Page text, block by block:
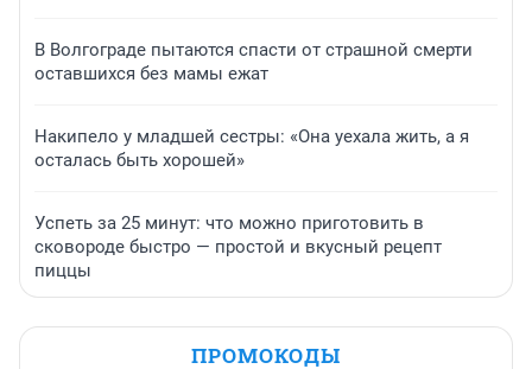
В Волгограде пытаются спасти от страшной смерти
оставшихся без мамы ежат
Накипело у младшей сестры: «Она уехала жить, а я
осталась быть хорошей»
Успеть за 25 минут: что можно приготовить в
сковороде быстро — простой и вкусный рецепт
пиццы
ПРОМОКОДЫ